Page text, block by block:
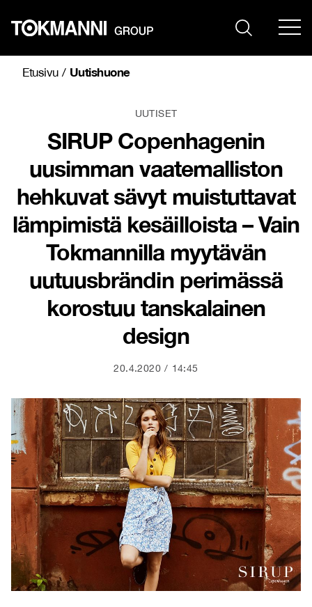
sisältöön
Etusivu/ Uutishuone
UUTISET
SIRUP Copenhagenin
uusimman vaatemalliston
hehkuvat sävyt muistuttavat
lämpimistä kesäilloista – Vain
Tokmannilla myytävän
uutuusbrändin perimässä
korostuu tanskalainen
design
20.4.2020 14:45